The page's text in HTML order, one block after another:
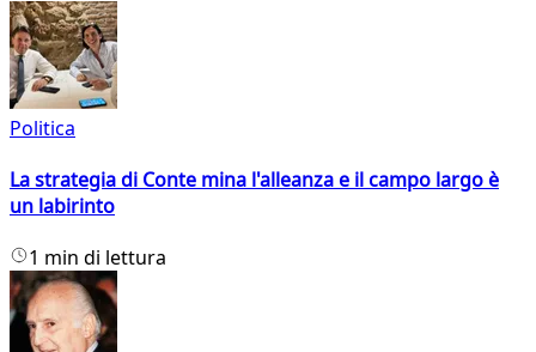
Politica
La strategia di Conte mina l'alleanza e il campo largo è
un labirinto
1 min di lettura